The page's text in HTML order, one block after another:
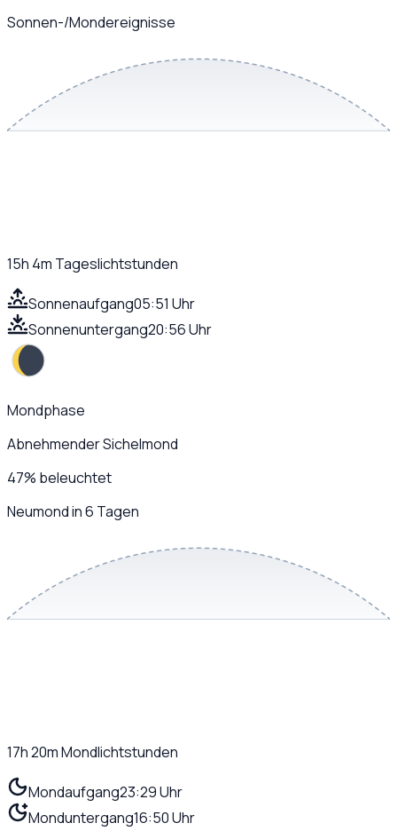
Sonnen-/Mondereignisse
15h 4m Tageslichtstunden
Sonnenaufgang05:51 Uhr
Sonnenuntergang20:56 Uhr
Mondphase
Abnehmender Sichelmond
47% beleuchtet
Neumond in 6 Tagen
17h 20mMondlichtstunden
Mondaufgang23:29 Uhr
Monduntergang16:50 Uhr